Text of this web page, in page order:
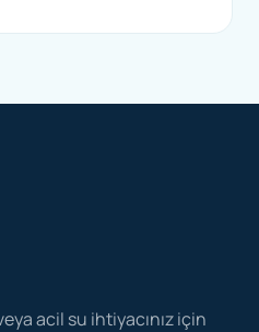
acil su ihtiyacınız için